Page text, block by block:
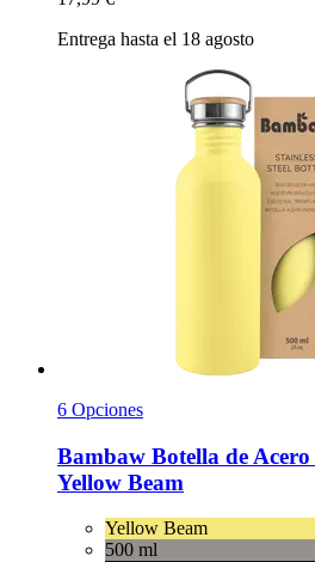
Entrega hasta el 18 agosto
6 Opciones
Bambaw Botella de
Yellow Beam
Yellow Beam
500 ml